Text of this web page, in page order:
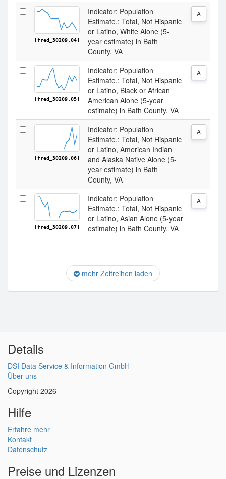
[fred_30209.04]
Indicator: Population
Estimate,: Total, Not Hispanic
or Latino, White Alone (5-
year estimate) in Bath
County, VA
A
[fred_30209.05]
Indicator: Population
Estimate,: Total, Not Hispanic
or Latino, Black or African
American Alone (5-year
estimate) in Bath County, VA
A
[fred_30209.06]
Indicator: Population
Estimate,: Total, Not Hispanic
or Latino, American Indian
and Alaska Native Alone (5-
year estimate) in Bath
County, VA
A
[fred_30209.07]
Indicator: Population
Estimate,: Total, Not Hispanic
or Latino, Asian Alone (5-year
estimate) in Bath County, VA
A
mehr Zeitreihen laden
Details
DSI Data Service & Information GmbH
Über uns
Copyright 2026
Hilfe
Erfahre mehr
Kontakt
Datenschutz
Preise und Lizenzen